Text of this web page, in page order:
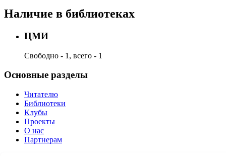
Наличие в библиотеках
ЦМИ
Свободно - 1, всего - 1
Основные разделы
Читателю
Библиотеки
Клубы
Проекты
О нас
Партнерам